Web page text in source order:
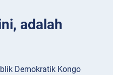
adalah
Demokratik Kongo